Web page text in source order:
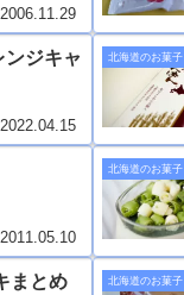
2006.11.29
ジキャ
2022.04.15
北海道のお菓子
2011.05.10
北海道のお菓子
まとめ 北海道のお菓子